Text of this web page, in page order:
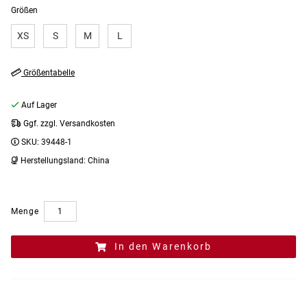
Größen
XS S M L
Größentabelle
Auf Lager
Ggf. zzgl. Versandkosten
SKU: 39448-1
Herstellungsland: China
Menge
In den Warenkorb